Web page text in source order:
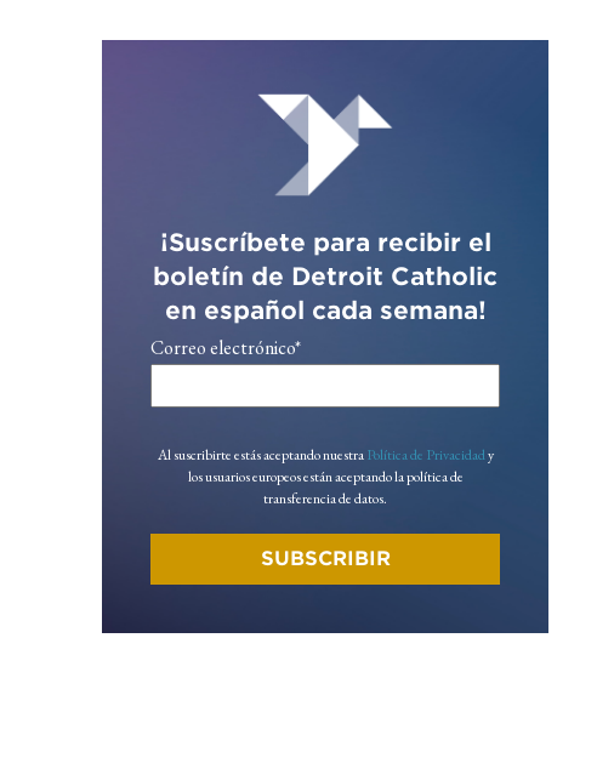
¡Suscríbete para recibir el
boletín de Detroit Catholic
en español cada semana!
Correo electrónico*
Al suscribirte estás aceptando nuestraPolítica de Privacidady
los usuarios europeos están aceptando la política de
transferencia de datos.